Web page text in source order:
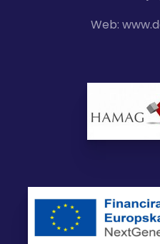
Web: